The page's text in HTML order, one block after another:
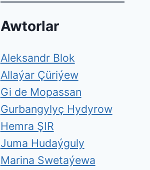
Awtorlar
Aleksandr Blok
Allaýar Çüriýew
Gi de Mopassan
Gurbangylyç Hydyrow
Hemra ŞIR
Juma Hudaýguly
Marina Swetaýewa